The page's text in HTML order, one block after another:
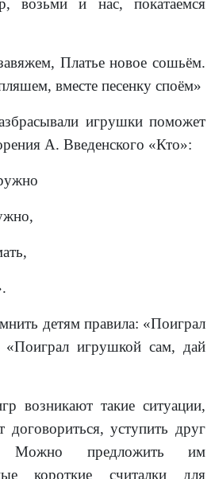
возьми и нас, покатаемся
Платье новое сошьём.
вместе песенку споём»
игрушки поможет
А. Введенского «Кто»:
детям правила: «Поиграл
игрушкой сам, дай
возникают такие ситуации,
договориться, уступить друг
Можно предложить им
короткие считалки для